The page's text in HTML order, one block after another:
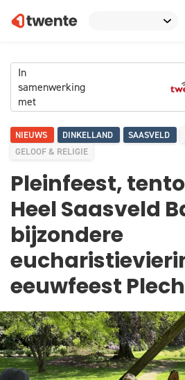
In
samenwerking
met
NIEUWS DINKELLAND SAASVELD
GELOOF & RELIGIE
Pleinfeest,
Heel Saasveld
bijzondere
eeuwfeest